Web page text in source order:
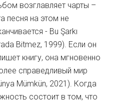
возглавляет чарты –
песня на этом не
- Bu Şarkı
Bitmez, 1999). Если он
книгу, она мгновенно
справедливый мир
Mümkün, 2021). Когда
состоит в том, что